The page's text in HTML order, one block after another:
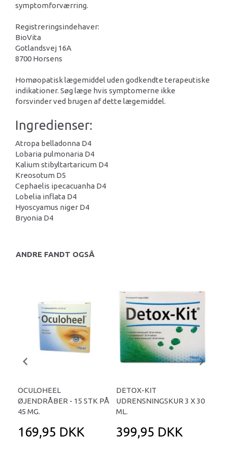
symptomforværring.
Registreringsindehaver:
BioVita
Gotlandsvej 16A
8700 Horsens
Homøopatisk lægemiddel uden godkendte terapeutiske
indikationer. Søg læge hvis symptomerne ikke
forsvinder ved brugen af dette lægemiddel.
Ingredienser:
Atropa belladonna D4
Lobaria pulmonaria D4
Kalium stibyltartaricum D4
Kreosotum D5
Cephaelis ipecacuanha D4
Lobelia inflata D4
Hyoscyamus niger D4
Bryonia D4
ANDRE FANDT OGSÅ
OCULOHEEL
ØJENDRÅBER - 15 STK PÅ
45 MG.
169,95 DKK
DETOX-KIT
UDRENSNINGSKUR 3 X 30
ML.
399,95 DKK